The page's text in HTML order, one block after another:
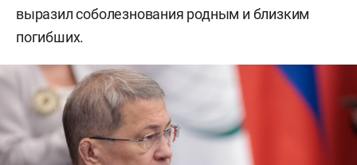
выразил соболезнования родным и близким
погибших.